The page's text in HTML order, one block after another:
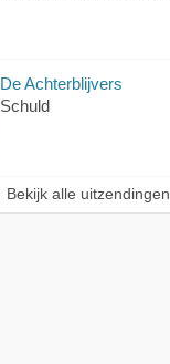
De Achterblijvers
Schuld
Bekijk alle uitzendingen